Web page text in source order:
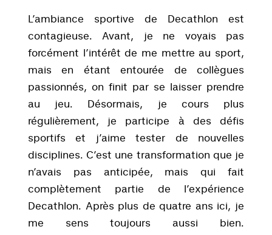
L’ambiance sportive de Decathlon est
contagieuse. Avant, je ne voyais pas
forcément l’intérêt de me mettre au sport,
mais en étant entourée de collègues
passionnés, on finit par se laisser prendre
au jeu. Désormais, je cours plus
régulièrement, je participe à des défis
sportifs et j’aime tester de nouvelles
disciplines. C’est une transformation que je
n’avais pas anticipée, mais qui fait
complètement partie de l’expérience
Decathlon. Après plus de quatre ans ici, je
me sens toujours aussi bien.